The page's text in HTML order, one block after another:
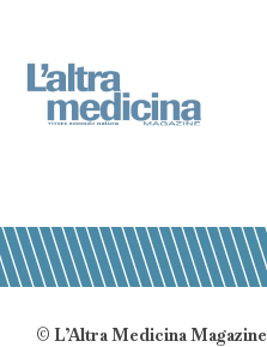
© L’Altra Medicina Magazine